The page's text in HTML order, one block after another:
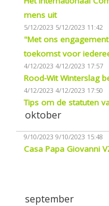
mens uit
5/12/2023 5/12/2023 11:42
"Met ons
toekomst voor
4/12/2023 4/12/2023 17:57
Rood-Wit Winterslag
4/12/2023 4/12/2023 17:50
Tips om de statuten
oktober
9/10/2023 9/10/2023 15:48
Casa Papa Giovanni
september